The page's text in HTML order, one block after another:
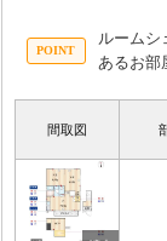
ルーム
あるお
間取図